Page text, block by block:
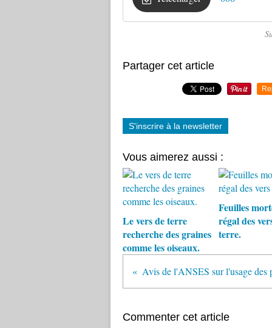
Partager cet article
S'inscrire à la newsletter
Vous aimerez aussi :
Le vers de terre
recherche des graines
comme les oiseaux.
Feuilles
régal des
terre.
Commenter cet article